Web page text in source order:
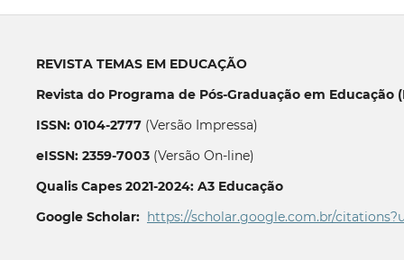
REVISTA TEMAS EM EDUCAÇÃO
Revista do Programa de Pós-Graduação em Educação
ISSN: 0104-2777(Versão Impressa)
eISSN: 2359-7003(Versão On-line)
Qualis Capes 2021-2024: A3 Educação
Google Scholar: https://scholar.google.com.br/